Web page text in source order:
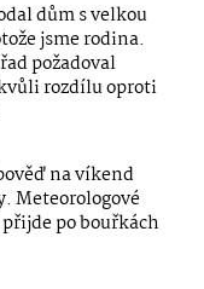
dům s velkou
jsme rodina.
požadoval
rozdílu oproti
na víkend
Meteorologové
po bouřkách